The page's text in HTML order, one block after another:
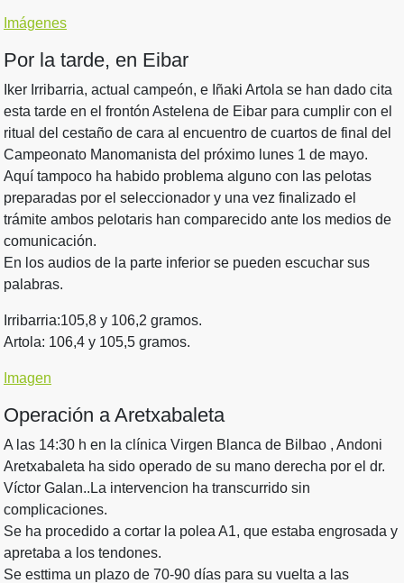
Imágenes
Por la tarde, en Eibar
Iker Irribarria, actual campeón, e Iñaki Artola se han dado cita
esta tarde en el frontón Astelena de Eibar para cumplir con el
ritual del cestaño de cara al encuentro de cuartos de final del
Campeonato Manomanista del próximo lunes 1 de mayo.
Aquí tampoco ha habido problema alguno con las pelotas
preparadas por el seleccionador y una vez finalizado el
trámite ambos pelotaris han comparecido ante los medios de
comunicación.
En los audios de la parte inferior se pueden escuchar sus
palabras.
Irribarria:105,8 y 106,2 gramos.
Artola: 106,4 y 105,5 gramos.
Imagen
Operación a Aretxabaleta
A las 14:30 h en la clínica Virgen Blanca de Bilbao , Andoni
Aretxabaleta ha sido operado de su mano derecha por el dr.
Víctor Galan..La intervencion ha transcurrido sin
complicaciones.
Se ha procedido a cortar la polea A1, que estaba engrosada y
apretaba a los tendones.
Se esttima un plazo de 70-90 días para su vuelta a las